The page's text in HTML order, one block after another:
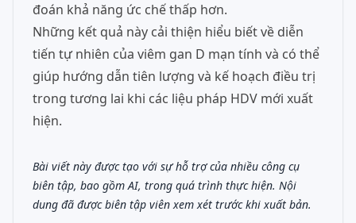
đoán khả năng ức chế thấp hơn.
Những kết quả này cải thiện hiểu biết về diễn
tiến tự nhiên của viêm gan D mạn tính và có thể
giúp hướng dẫn tiên lượng và kế hoạch điều trị
trong tương lai khi các liệu pháp HDV mới xuất
hiện.
Bài viết này được tạo với sự hỗ trợ của nhiều công cụ
biên tập, bao gồm AI, trong quá trình thực hiện. Nội
dung đã được biên tập viên xem xét trước khi xuất bản.